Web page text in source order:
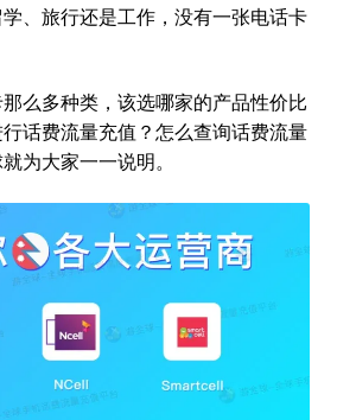
、旅行还是工作，没有一张电话卡
么多种类，该选哪家的产品性价比
话费流量充值？怎么查询话费流量
为大家一一说明。